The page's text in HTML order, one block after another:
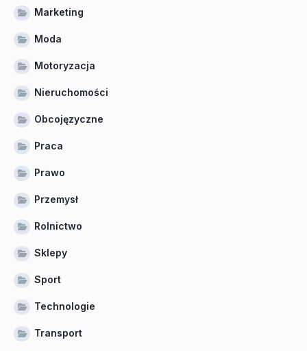
Marketing
Moda
Motoryzacja
Nieruchomości
Obcojęzyczne
Praca
Prawo
Przemysł
Rolnictwo
Sklepy
Sport
Technologie
Transport